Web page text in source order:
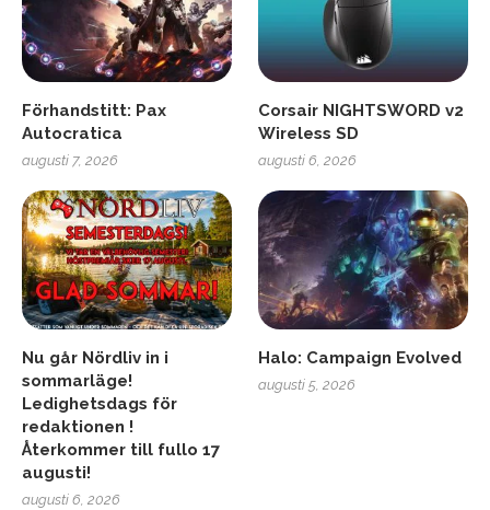
Förhandstitt: Pax
Autocratica
augusti 7, 2026
Corsair NIGHTSWORD v2
Wireless SD
augusti 6, 2026
Nu går Nördliv in i
sommarläge!
Ledighetsdags för
redaktionen !
Återkommer till fullo 17
augusti!
augusti 6, 2026
Halo: Campaign Evolved
augusti 5, 2026